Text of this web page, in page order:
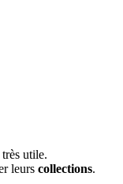
utile.
leurs collections.